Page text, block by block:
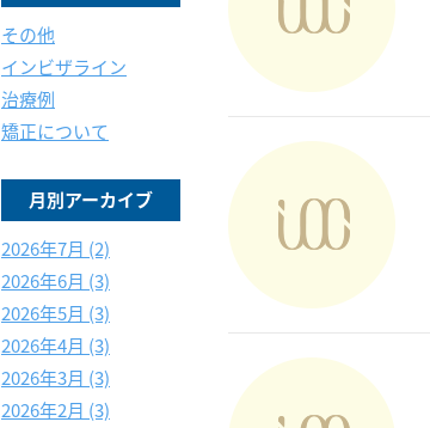
その他
インビザライン
治療例
矯正について
月別アーカイブ
2026年7月 (2)
2026年6月 (3)
2026年5月 (3)
2026年4月 (3)
2026年3月 (3)
2026年2月 (3)